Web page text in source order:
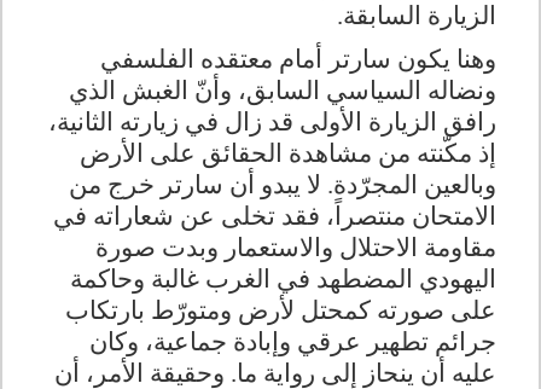
الزيارة السابقة.
وهنا يكون سارتر أمام معتقده الفلسفي
ونضاله السياسي السابق، وأنّ الغبش الذي
رافق الزيارة الأولى قد زال في زيارته الثانية،
إذ مكّنته من مشاهدة الحقائق على الأرض
وبالعين المجرّدة. لا يبدو أن سارتر خرج من
الامتحان منتصراً، فقد تخلى عن شعاراته في
مقاومة الاحتلال والاستعمار وبدت صورة
اليهودي المضطهد في الغرب غالبة وحاكمة
على صورته كمحتل لأرض ومتورّط بارتكاب
جرائم تطهير عرقي وإبادة جماعية، وكان
عليه أن ينحاز إلى رواية ما. وحقيقة الأمر، أن